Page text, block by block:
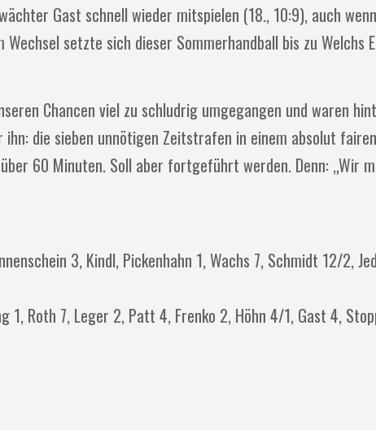
Gast schnell wieder mitspielen (18., 10:9), auch
setzte sich dieser Sommerhandball bis zu Welchs
Chancen viel zu schludrig umgegangen und waren
die sieben unnötigen Zeitstrafen in einem absolut
60 Minuten. Soll aber fortgeführt werden. Denn: „Wir
3, Kindl, Pickenhahn 1, Wachs 7, Schmidt 12/2,
Roth 7, Leger 2, Patt 4, Frenko 2, Höhn 4/1, Gast 4,